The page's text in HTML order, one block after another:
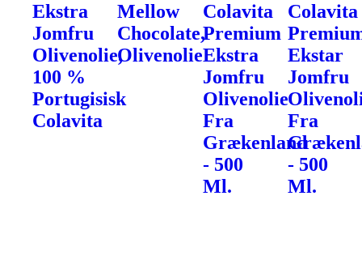
Ekstra
Jomfru
Olivenolie,
100 %
Portugisisk
Colavita
Mellow
Chocolate,
Olivenolie
Colavita
Premium
Ekstra
Jomfru
Olivenolie
Fra
Grækenland
- 500
Ml.
Colavita
Ekstar
Jomfru
Fra
- 500
Ml.